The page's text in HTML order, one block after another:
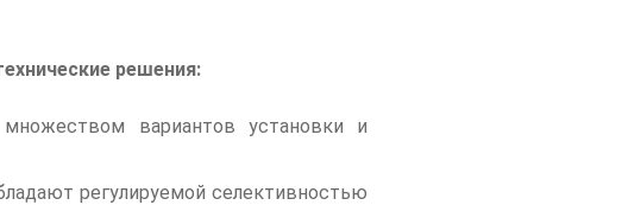
решения:
вариантов установки и
регулируемой селективностью